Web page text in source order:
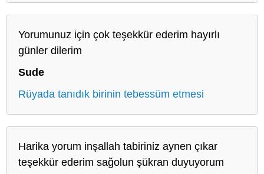
Yorumunuz için çok teşekkür ederim hayırlı
günler dilerim
Sude
Rüyada tanıdık birinin tebessüm etmesi
Harika yorum inşallah tabiriniz aynen çıkar
teşekkür ederim sağolun şükran duyuyorum